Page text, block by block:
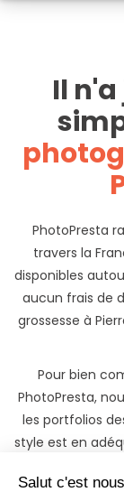
Il
PhotoPresta
travers la
disponibles
aucun frais de
grossesse à
Pour bien
PhotoPresta,
les portfolios
style est en
commentaires
vous